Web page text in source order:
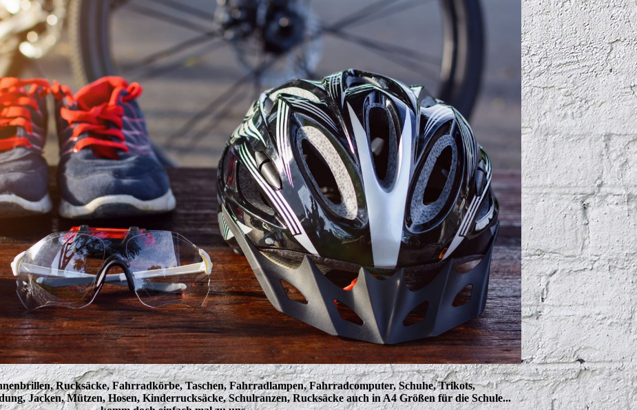
Rucksäcke, Fahrradkörbe, Taschen, Fahrradlampen, Fahrradcomputer, Schuhe, Trikots,
Jacken, Mützen, Hosen, Kinderrucksäcke, Schulranzen, Rucksäcke auch in A4 Größen für die Schule...